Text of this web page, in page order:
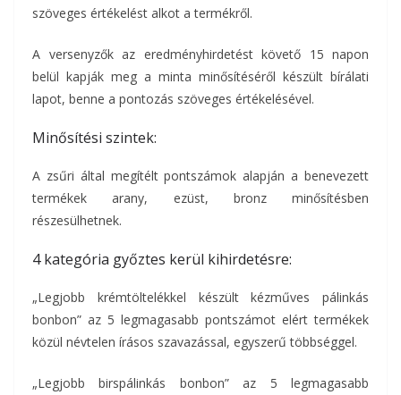
szöveges értékelést alkot a termékről.
A versenyzők az eredményhirdetést követő 15 napon
belül kapják meg a minta minősítéséről készült bírálati
lapot, benne a pontozás szöveges értékelésével.
Minősítési szintek:
A zsűri által megítélt pontszámok alapján a benevezett
termékek arany, ezüst, bronz minősítésben
részesülhetnek.
4 kategória győztes kerül kihirdetésre:
„Legjobb krémtöltelékkel készült kézműves pálinkás
bonbon” az 5 legmagasabb pontszámot elért termékek
közül névtelen írásos szavazással, egyszerű többséggel.
„Legjobb birspálinkás bonbon” az 5 legmagasabb